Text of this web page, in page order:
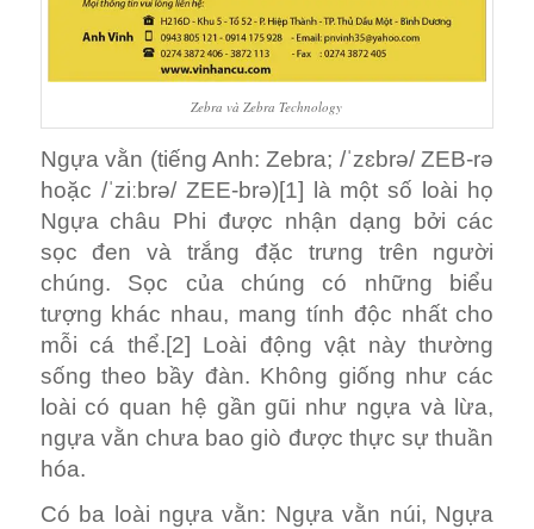
Zebra và Zebra Technology
Ngựa vằn (tiếng Anh: Zebra; /ˈzɛbrə/ ZEB-rə
hoặc /ˈziːbrə/ ZEE-brə)[1] là một số loài họ
Ngựa châu Phi được nhận dạng bởi các
sọc đen và trắng đặc trưng trên người
chúng. Sọc của chúng có những biểu
tượng khác nhau, mang tính độc nhất cho
mỗi cá thể.[2] Loài động vật này thường
sống theo bầy đàn. Không giống như các
loài có quan hệ gần gũi như ngựa và lừa,
ngựa vằn chưa bao giò được thực sự thuần
hóa.
Có ba loài ngựa vằn: Ngựa vằn núi, Ngựa